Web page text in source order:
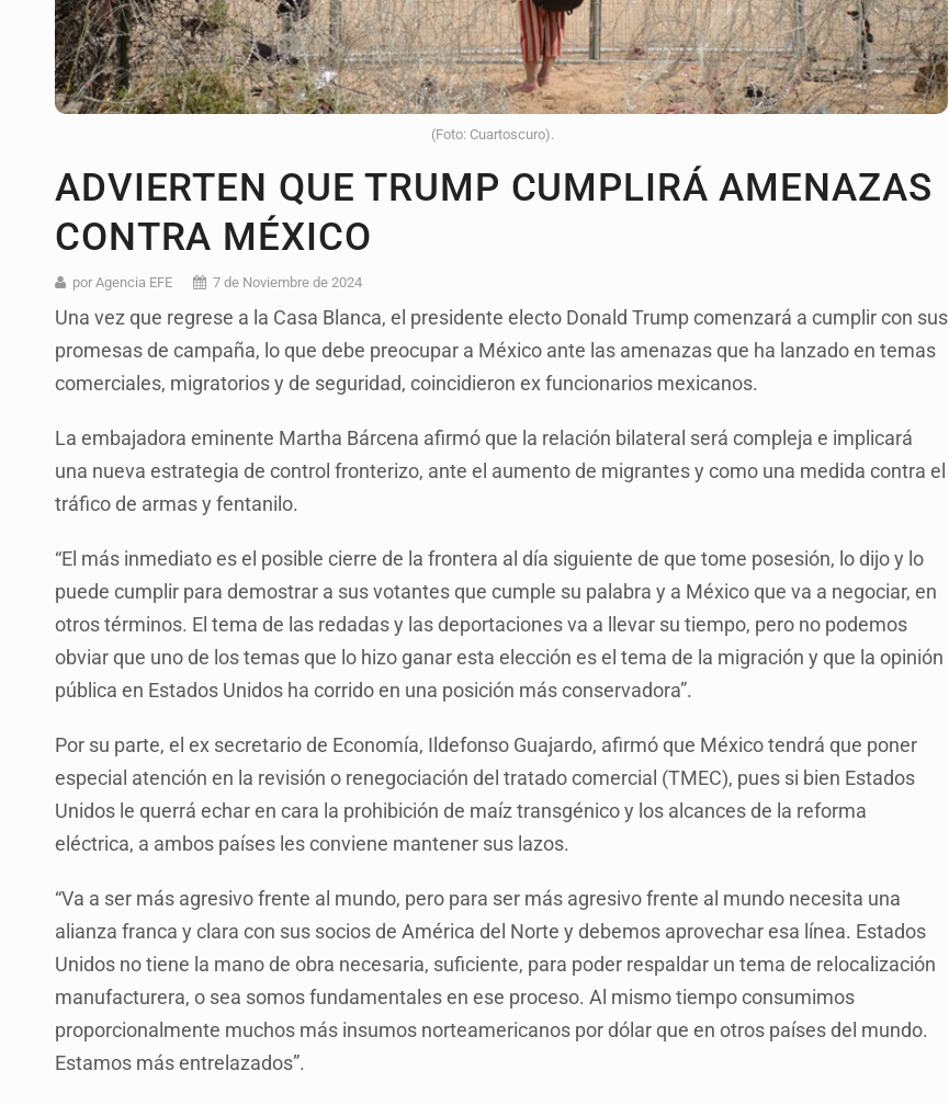
(Foto: Cuartoscuro).
ADVIERTEN QUE TRUMP CUMPLIRÁ AMENAZAS
CONTRA MÉXICO
por Agencia EFE 7 de Noviembre de 2024
Una vez que regrese a la Casa Blanca, el presidente electo Donald Trump comenzará a cumplir con sus
promesas de campaña, lo que debe preocupar a México ante las amenazas que ha lanzado en temas
comerciales, migratorios y de seguridad, coincidieron ex funcionarios mexicanos.
La embajadora eminente Martha Bárcena afirmó que la relación bilateral será compleja e implicará
una nueva estrategia de control fronterizo, ante el aumento de migrantes y como una medida contra el
tráfico de armas y fentanilo.
“El más inmediato es el posible cierre de la frontera al día siguiente de que tome posesión, lo dijo y lo
puede cumplir para demostrar a sus votantes que cumple su palabra y a México que va a negociar, en
otros términos. El tema de las redadas y las deportaciones va a llevar su tiempo, pero no podemos
obviar que uno de los temas que lo hizo ganar esta elección es el tema de la migración y que la opinión
pública en Estados Unidos ha corrido en una posición más conservadora”.
Por su parte, el ex secretario de Economía, Ildefonso Guajardo, afirmó que México tendrá que poner
especial atención en la revisión o renegociación del tratado comercial (TMEC), pues si bien Estados
Unidos le querrá echar en cara la prohibición de maíz transgénico y los alcances de la reforma
eléctrica, a ambos países les conviene mantener sus lazos.
“Va a ser más agresivo frente al mundo, pero para ser más agresivo frente al mundo necesita una
alianza franca y clara con sus socios de América del Norte y debemos aprovechar esa línea. Estados
Unidos no tiene la mano de obra necesaria, suficiente, para poder respaldar un tema de relocalización
manufacturera, o sea somos fundamentales en ese proceso. Al mismo tiempo consumimos
proporcionalmente muchos más insumos norteamericanos por dólar que en otros países del mundo.
Estamos más entrelazados”.